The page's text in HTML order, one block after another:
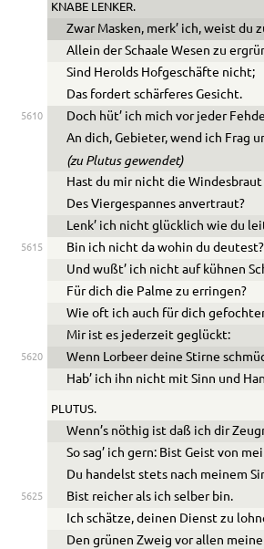
KNABE LENKER.
Zwar Masken, merk’ ich, weist du
Allein der Schaale Wesen zu
Sind Herolds Hofgeschäfte nicht;
Das fordert schärferes Gesicht.
5610
Doch hüt’ ich mich vor jeder
An dich, Gebieter, wend ich Frag
(zu Plutus gewendet)
Hast du mir nicht die Windesbraut
Des Viergespannes anvertraut?
Lenk’ ich nicht glücklich wie du
5615
Bin ich nicht da wohin du deutest?
Und wußt’ ich nicht auf kühnen
Für dich die Palme zu erringen?
Wie oft ich auch für dich
Mir ist es jederzeit geglückt:
5620
Wenn Lorbeer deine Stirne
Hab’ ich ihn nicht mit Sinn und
PLUTUS.
Wenn’s nöthig ist daß ich dir
So sag’ ich gern: Bist Geist von
Du handelst stets nach meinem
5625
Bist reicher als ich selber bin.
Ich schätze, deinen Dienst zu
Den grünen Zweig vor allen